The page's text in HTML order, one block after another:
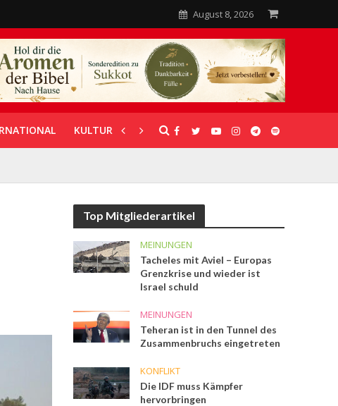
August 8, 2026
KULTUR UNTERSTÜTZUNG
Top Mitgliederartikel
MEINUNGEN
Tacheles mit Aviel – Europas
Grenzkrise und wieder ist
Israel schuld
MEINUNGEN
Teheran ist in den Tunnel des
Zusammenbruchs eingetreten
KONFLIKT
Die IDF muss Kämpfer
hervorbringen